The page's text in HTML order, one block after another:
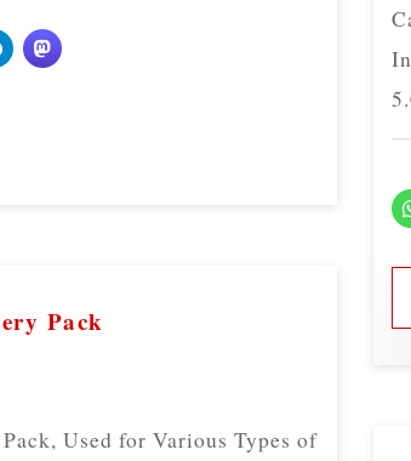
Pack
Used for Various Types of